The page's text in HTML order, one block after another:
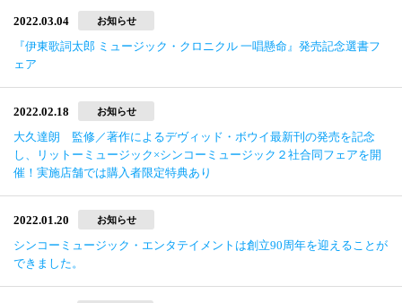
2022.03.04 お知らせ
『伊東歌詞太郎 ミュージック・クロニクル 一唱懸命』発売記念選書フ
ェア
2022.02.18 お知らせ
大久達朗 監修／著作によるデヴィッド・ボウイ最新刊の発売を記念
し、リットーミュージック×シンコーミュージック２社合同フェアを開
催！実施店舗では購入者限定特典あり
2022.01.20 お知らせ
シンコーミュージック・エンタテイメントは創立90周年を迎えることが
できました。